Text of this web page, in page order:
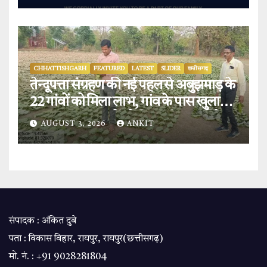
CHHATTISHGARH FEATURED LATEST SLIDER छत्तीसगढ़
तेन्दूपत्ता संग्रहण की नई पहल से अबुझमाड़ के
22 गांवों को मिला लाभ, गांव के पास खुला
फड़, 365 संग्राहकों को मिला सीधा आर्थिक
लाभ.
AUGUST 3, 2026 ANKIT
संपादक : अंकित दुबे
पता : विकास विहार, रायपुर, रायपुर(छत्तीसगढ़)
मो. नं. : +91 9028281804